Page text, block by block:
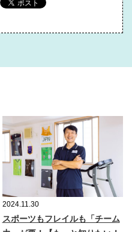
2024.11.30
スポーツもフレイルも「チーム